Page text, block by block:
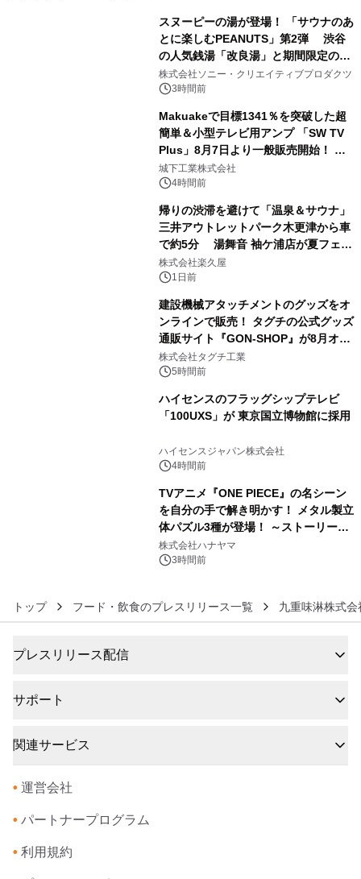
スヌーピーの湯が登場！ 「サウナのあ
とに楽しむPEANUTS」第2弾 渋谷
の人気銭湯「改良湯」と期間限定のコ
ラボレーション サウナイキタイコラ
ボグッズも発売決定！
株式会社ソニー・クリエイティブプロダクツ
3時間前
Makuakeで目標1341％を突破した超
簡単＆小型テレビ用アンプ 「SW TV
Plus」8月7日より一般販売開始！ ケ
ーブル1本つなぐだけ、テレビの音が
ぐっと豊かに
城下工業株式会社
4時間前
帰りの渋滞を避けて「温泉＆サウナ」
三井アウトレットパーク木更津から車
で約5分 湯舞音 袖ケ浦店が夏フェア
メニューを提供
株式会社楽久屋
1日前
建設機械アタッチメントのグッズをオ
ンラインで販売！ タグチの公式グッズ
通販サイト『GON-SHOP』が8月オー
プン
株式会社タグチ工業
5時間前
ハイセンスのフラッグシップテレビ
「100UXS」が 東京国立博物館に採用
ハイセンスジャパン株式会社
4時間前
TVアニメ『ONE PIECE』の名シーン
を自分の手で解き明かす！ メタル製立
体パズル3種が登場！ ～ストーリーと
ギミックが融合した 大人の体験型パズ
ルが8月7日(金)12時より先行予約受付
株式会社ハナヤマ
3時間前
トップ フード・飲食のプレスリリース一覧 九重味淋株式会
プレスリリース配信
サポート
関連サービス
• 運営会社
• パートナープログラム
• 利用規約